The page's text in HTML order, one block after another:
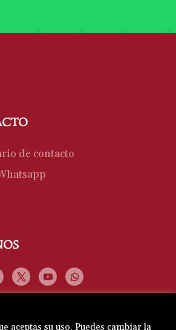
de contacto
aceptas su uso. Puedes cambiar la